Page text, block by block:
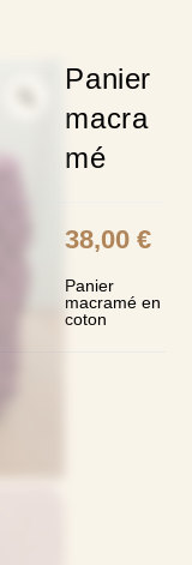
Panier
macra
mé
38,00€
Panier
macramé en
coton